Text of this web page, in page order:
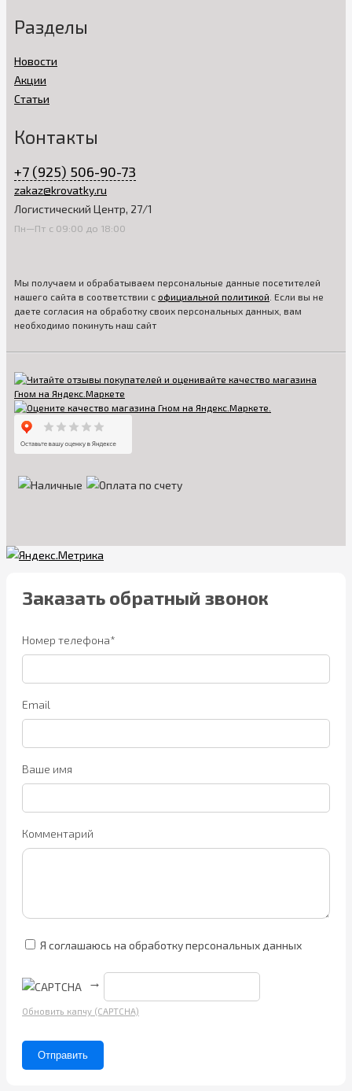
Разделы
Новости
Акции
Статьи
Контакты
+7 (925) 506-90-73
zakaz@krovatky.ru
Логистический Центр, 27/1
Пн—Пт с 09:00 до 18:00
Мы получаем и обрабатываем персональные данные посетителей
нашего сайта в соответствии с официальной политикой . Если вы не
даете согласия на обработку своих персональных данных, вам
необходимо покинуть наш сайт
Заказать обратный звонок
Номер телефона*
Email
Ваше имя
Комментарий
Я соглашаюсь на обработку персональных данных
→
Обновить капчу (CAPTCHA)